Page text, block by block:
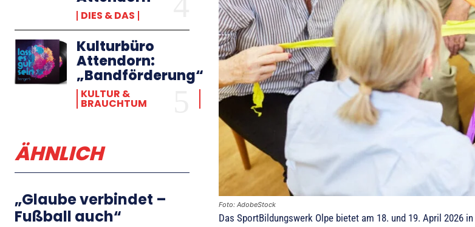
DIES & DAS
Kulturbüro
Attendorn:
„Bandförderung“
KULTUR &
BRAUCHTUM
ÄHNLICH
„Glaube verbindet –
Fußball auch“
Foto: AdobeStock
Das SportBildungswerk Olpe bietet am 18. und 19. April 2026